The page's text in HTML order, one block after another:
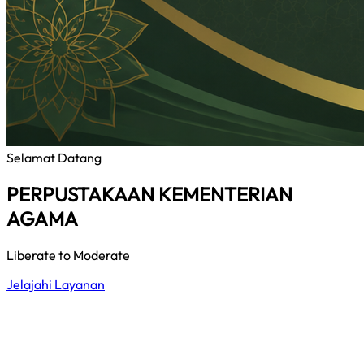
Selamat Datang
PERPUSTAKAAN KEMENTERIAN
AGAMA
Liberate to Moderate
Jelajahi Layanan